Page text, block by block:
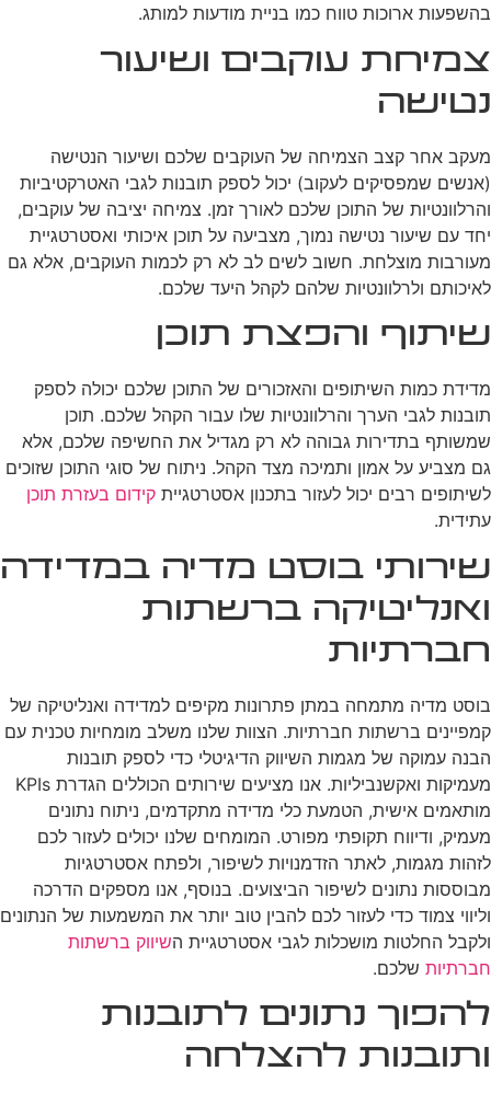
בהשפעות ארוכות טווח כמו בניית מודעות למותג.
צמיחת עוקבים ושיעור
נטישה
מעקב אחר קצב הצמיחה של העוקבים שלכם ושיעור הנטישה
(אנשים שמפסיקים לעקוב) יכול לספק תובנות לגבי האטרקטיביות
והרלוונטיות של התוכן שלכם לאורך זמן. צמיחה יציבה של עוקבים,
יחד עם שיעור נטישה נמוך, מצביעה על תוכן איכותי ואסטרטגיית
מעורבות מוצלחת. חשוב לשים לב לא רק לכמות העוקבים, אלא גם
לאיכותם ולרלוונטיות שלהם לקהל היעד שלכם.
שיתוף והפצת תוכן
מדידת כמות השיתופים והאזכורים של התוכן שלכם יכולה לספק
תובנות לגבי הערך והרלוונטיות שלו עבור הקהל שלכם. תוכן
שמשותף בתדירות גבוהה לא רק מגדיל את החשיפה שלכם, אלא
גם מצביע על אמון ותמיכה מצד הקהל. ניתוח של סוגי התוכן שזוכים
לשיתופים רבים יכול לעזור בתכנון אסטרטגיית קידום בעזרת תוכן
עתידית.
שירותי בוסט מדיה במדידה
ואנליטיקה ברשתות
חברתיות
בוסט מדיה מתמחה במתן פתרונות מקיפים למדידה ואנליטיקה של
קמפיינים ברשתות חברתיות. הצוות שלנו משלב מומחיות טכנית עם
הבנה עמוקה של מגמות השיווק הדיגיטלי כדי לספק תובנות
מעמיקות ואקשנביליות. אנו מציעים שירותים הכוללים הגדרת KPIs
מותאמים אישית, הטמעת כלי מדידה מתקדמים, ניתוח נתונים
מעמיק, ודיווח תקופתי מפורט. המומחים שלנו יכולים לעזור לכם
לזהות מגמות, לאתר הזדמנויות לשיפור, ולפתח אסטרטגיות
מבוססות נתונים לשיפור הביצועים. בנוסף, אנו מספקים הדרכה
וליווי צמוד כדי לעזור לכם להבין טוב יותר את המשמעות של הנתונים
ולקבל החלטות מושכלות לגבי אסטרטגיית השיווק ברשתות
חברתיות שלכם.
להפוך נתונים לתובנות
ותובנות להצלחה